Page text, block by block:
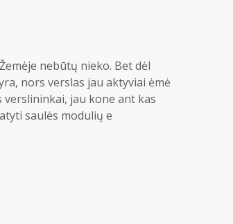
nebūtų nieko. Bet dėl
nors verslas jau aktyviai ėmė
verslininkai, jau kone ant kas
saulės modulių e